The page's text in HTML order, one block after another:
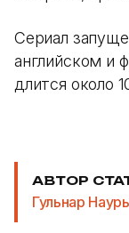
Сериал
английском и
длится около
АВТОР
Гульнар